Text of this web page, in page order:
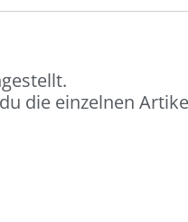
die einzelnen